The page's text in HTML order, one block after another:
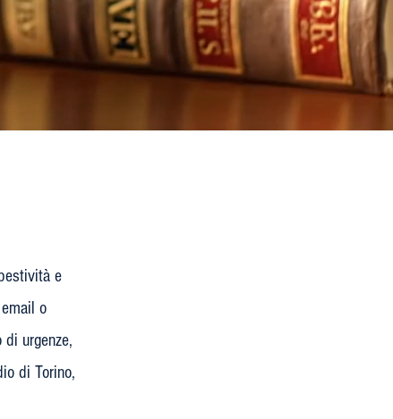
e
o
urgenze,
di Torino,